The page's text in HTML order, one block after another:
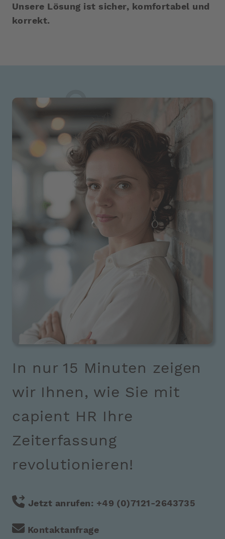
Unsere Lösung ist sicher, komfortabel und
korrekt.
In nur 15 Minuten zeigen
wir Ihnen, wie Sie mit
capient HR Ihre
Zeiterfassung
revolutionieren!
Jetzt anrufen: +49 (0)7121-2643735
Kontaktanfrage